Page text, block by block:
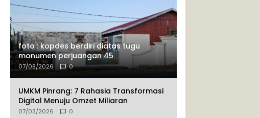
foto : kopdes berdiri diatas tugu
monumen perjuangan 45
07/08/2026 0
UMKM Pinrang: 7 Rahasia Transformasi
Digital Menuju Omzet Miliaran
07/03/2026 0